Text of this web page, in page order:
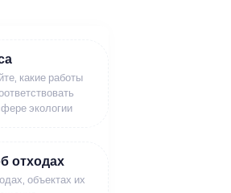
какие работы
экологии
отходах
объектах их